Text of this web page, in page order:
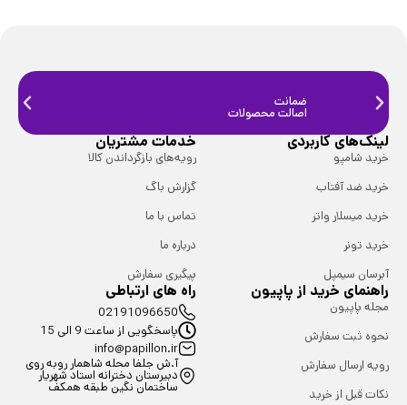
ضمانت
اصالت محصولات
لینک‌های کاربردی
خرید شامپو
خرید ضد آفتاب
خرید میسلار واتر
خرید تونر
آبرسان سیمپل
خدمات مشتریان
رویه‌های بازگرداندن کالا
گزارش باگ
تماس با ما
درباره ما
پیگیری سفارش
راهنمای خرید از پاپیون
مجله پاپیون
نحوه ثبت سفارش
رویه ارسال سفارش
نکات قبل از خرید
راه های ارتباطی
02191096650
پاسخگویی از ساعت 9 الی 15
info@papillon.ir
آ.ش جلفا محله شاهمار روبه روی
دبیرستان دخترانه استاد شهریار
ساختمان نگین طبقه همکف